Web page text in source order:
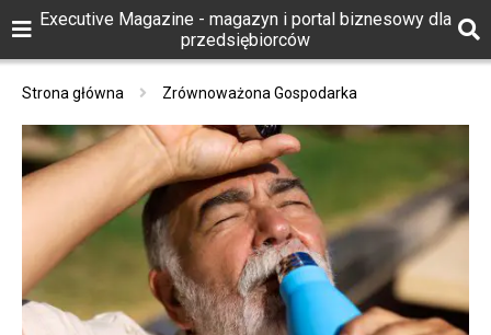
Executive Magazine - magazyn i portal biznesowy dla
przedsiębiorców
Strona główna Zrównoważona Gospodarka